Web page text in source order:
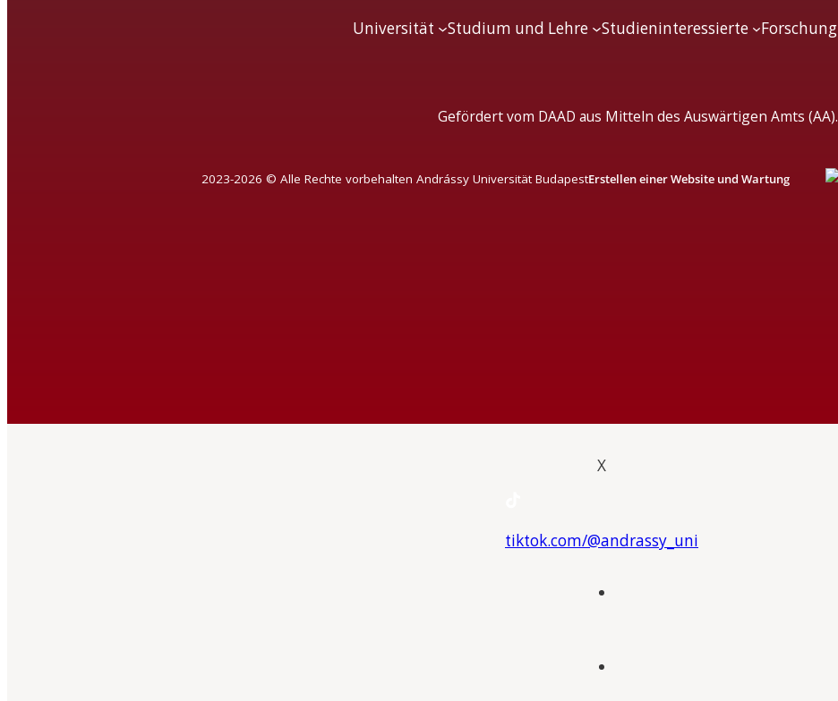
Universität Studium und Lehre Studieninteressierte Forschung
Gefördert vom DAAD aus Mitteln des Auswärtigen Amts (AA).
2023-2026 © Alle Rechte vorbehalten Andrássy Universität BudapestErstellen einer Website und Wartung
X
tiktok.com/@andrassy_uni